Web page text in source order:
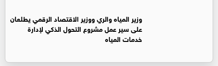
وزير المياه والري ووزير الاقتصاد الرقمي يطلعان
على سير عمل مشروع التحول الذكي لإدارة
خدمات المياه